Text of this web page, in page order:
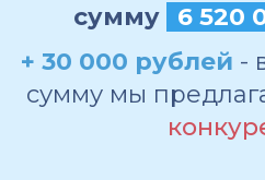
сумму
6 520
+ 30 000 рублей -
сумму мы